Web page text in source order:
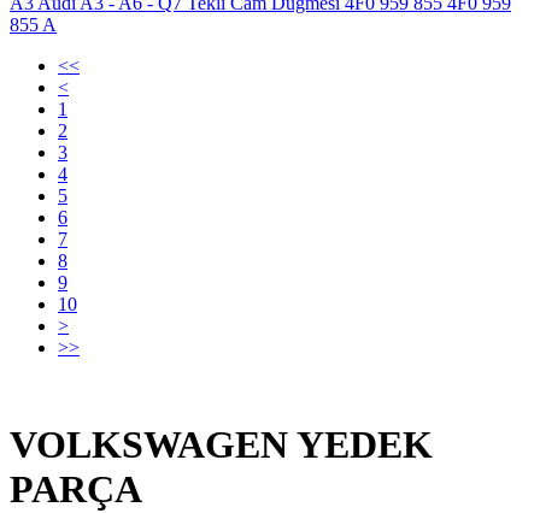
855 A
<<
<
1
2
3
4
5
6
7
8
9
10
>
>>
VOLKSWAGEN YEDEK
PARÇA